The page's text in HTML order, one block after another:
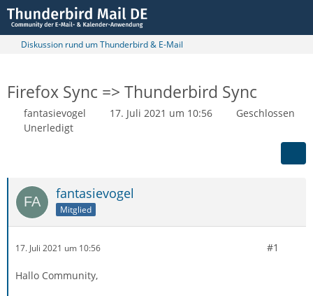
Diskussion rund um Thunderbird & E-Mail
Firefox Sync => Thunderbird Sync
fantasievogel 17. Juli 2021 um 10:56
Geschlossen
Unerledigt
fantasievogel
Mitglied
17. Juli 2021 um 10:56 #1
Hallo Community,